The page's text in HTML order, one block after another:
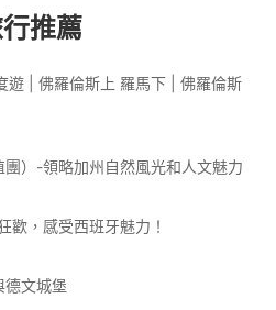
推薦
遊 | 佛羅倫斯上 羅馬下 | 佛羅倫斯
）-領略加州自然風光和人文魅力
歡，感受西班牙魅力！
德文城堡